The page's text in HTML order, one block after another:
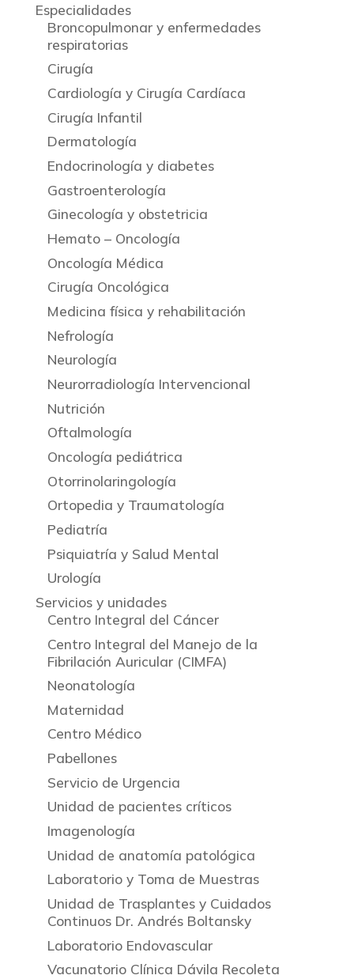
Especialidades
Broncopulmonar y enfermedades
respiratorias
Cirugía
Cardiología y Cirugía Cardíaca
Cirugía Infantil
Dermatología
Endocrinología y diabetes
Gastroenterología
Ginecología y obstetricia
Hemato – Oncología
Oncología Médica
Cirugía Oncológica
Medicina física y rehabilitación
Nefrología
Neurología
Neurorradiología Intervencional
Nutrición
Oftalmología
Oncología pediátrica
Otorrinolaringología
Ortopedia y Traumatología
Pediatría
Psiquiatría y Salud Mental
Urología
Servicios y unidades
Centro Integral del Cáncer
Centro Integral del Manejo de la
Fibrilación Auricular (CIMFA)
Neonatología
Maternidad
Centro Médico
Pabellones
Servicio de Urgencia
Unidad de pacientes críticos
Imagenología
Unidad de anatomía patológica
Laboratorio y Toma de Muestras
Unidad de Trasplantes y Cuidados
Continuos Dr. Andrés Boltansky
Laboratorio Endovascular
Vacunatorio Clínica Dávila Recoleta